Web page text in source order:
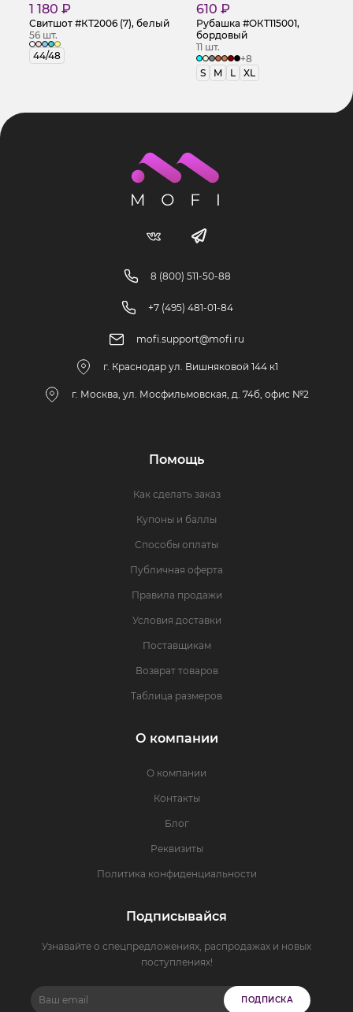
1 180 ₽
Свитшот #КТ2006 (7), белый
56 шт.
44/48
610 ₽
Рубашка #ОКТ115001,
бордовый
11 шт.
+8
S
M L XL
8 (800) 511-50-88
+7 (495) 481-01-84
mofi.support@mofi.ru
г. Краснодар ул. Вишняковой 144 к1
г. Москва, ул. Мосфильмовская, д. 74б, офис №2
Помощь
Как сделать заказ
Купоны и баллы
Способы оплаты
Публичная оферта
Правила продажи
Условия доставки
Поставщикам
Возврат товаров
Таблица размеров
О компании
О компании
Контакты
Блог
Реквизиты
Политика конфиденциальности
Подписывайся
Узнавайте о спецпредложениях, распродажах и новых
поступлениях!
ПОДПИСКА